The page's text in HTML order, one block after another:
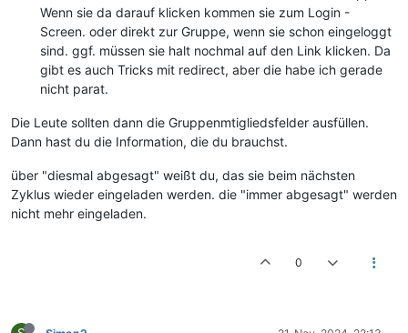
Wenn sie da darauf klicken kommen sie zum Login -
Screen. oder direkt zur Gruppe, wenn sie schon eingeloggt
sind. ggf. müssen sie halt nochmal auf den Link klicken. Da
gibt es auch Tricks mit redirect, aber die habe ich gerade
nicht parat.
Die Leute sollten dann die Gruppenmtigliedsfelder ausfüllen.
Dann hast du die Information, die du brauchst.
über "diesmal abgesagt" weißt du, das sie beim nächsten
Zyklus wieder eingeladen werden. die "immer abgesagt" werden
nicht mehr eingeladen.
0